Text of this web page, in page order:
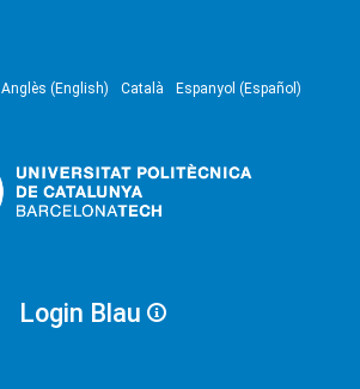
Anglès (English) Català Espanyol (Español)
Login Blau